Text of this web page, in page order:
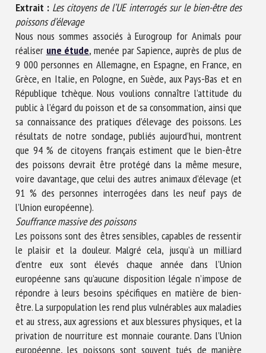
Extrait : Les citoyens de l’UE interrogés sur le bien-être des
poissons d’élevage
Nous nous sommes associés à Eurogroup for Animals pour
réaliser une étude, menée par Sapience, auprès de plus de
9 000 personnes en Allemagne, en Espagne, en France, en
Grèce, en Italie, en Pologne, en Suède, aux Pays-Bas et en
République tchèque. Nous voulions connaître l’attitude du
public à l’égard du poisson et de sa consommation, ainsi que
sa connaissance des pratiques d’élevage des poissons. Les
résultats de notre sondage, publiés aujourd’hui, montrent
que 94 % de citoyens français estiment que le bien-être
des poissons devrait être protégé dans la même mesure,
voire davantage, que celui des autres animaux d’élevage (et
91 % des personnes interrogées dans les neuf pays de
l’Union européenne).
Souffrance massive des poissons
Les poissons sont des êtres sensibles, capables de ressentir
le plaisir et la douleur. Malgré cela, jusqu’à un milliard
d’entre eux sont élevés chaque année dans l’Union
européenne sans qu’aucune disposition légale n’impose de
répondre à leurs besoins spécifiques en matière de bien-
être. La surpopulation les rend plus vulnérables aux maladies
et au stress, aux agressions et aux blessures physiques, et la
privation de nourriture est monnaie courante. Dans l’Union
européenne, les poissons sont souvent tués de manière
E-mail *
En soumettant ce formulaire, j'accepte que les
informations saisies soient utilisées dans le cadre de la
relation avec le CNR BEA. *
Les champs suivis de * sont obligatoires